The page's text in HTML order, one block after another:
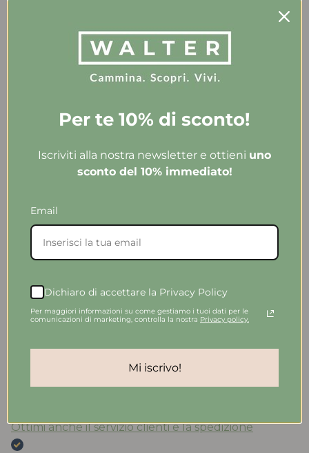
Acquirente verificato
Consigliato.
Acquirente verificato
Acquistato ballerine ‘mucca’ molto belle e comode ,
la taglia è quella che porto abitualmente, consegna
velocissima. Consigliato !!!’
Acquirente verificato
Le scarpe sono bellissime e molto ben rifinite,
Ottimi anche il servizio clienti e la spedizione
Per te 10% di sconto!
Iscriviti alla nostra newsletter e ottieni uno
sconto del 10% immediato!
Email
Dichiaro di accettare la Privacy Policy
Per maggiori informazioni su come gestiamo i tuoi dati per le
comunicazioni di marketing, controlla la nostra Privacy policy.
Mi iscrivo!